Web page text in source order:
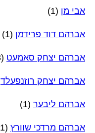
אבי מן (1)
אברהם דוד פרידמן (1)
אברהם יצחק סאמעט (3)
אברהם יצחק רוזנפעלד
אברהם ליבער (1)
אברהם מרדכי שוורץ (1)